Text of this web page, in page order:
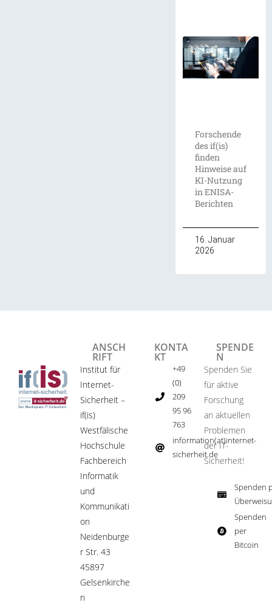
Forschende
des if(is)
finden
Hinweise auf
KI-Nutzung
in ENISA-
Berichten
16. Januar
2026
ANSCH
RIFT
Institut für
Internet-
Sicherheit –
if(is)
Westfälische
Hochschule
Fachbereich
Informatik
und
Kommunikati
on
Neidenburge
r Str. 43
45897
Gelsenkirche
n
KONTA
KT
+49
(0)
209
95 96
763
information(at)internet-
sicherheit.de ​
SPENDE
N
Spenden Sie
für aktive
Forschung
an aktuellen
Problemen
der IT-
Sicherheit!​
Spenden
Spenden
per
Bitcoin​